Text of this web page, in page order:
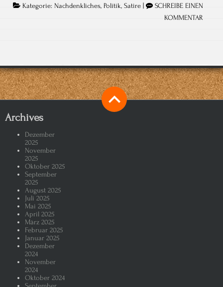
Kategorie: Nachdenkliches, Politik, Satire
SCHREIBE EINEN
KOMMENTAR
Archives
Dezember
2025
November
2025
Oktober 2025
September
2025
August 2025
Juli 2025
Mai 2025
April 2025
März 2025
Februar 2025
Januar 2025
Dezember
2024
November
2024
Oktober 2024